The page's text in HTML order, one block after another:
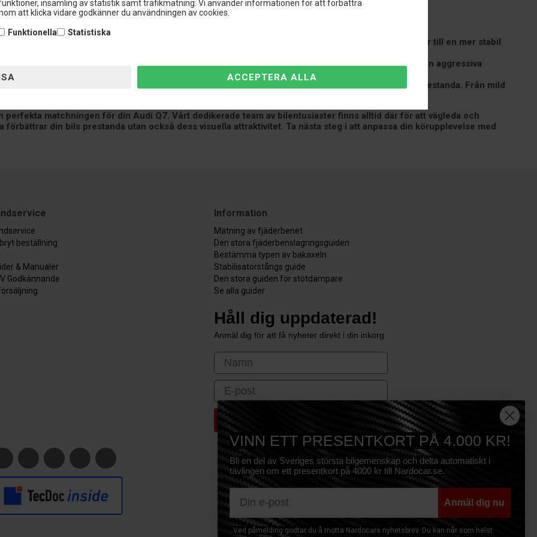
insamling av statistik samt trafikmätning. Vi använder informationen för att förbättra
att klicka vidare godkänner du användningen av cookies.
Funktionella
Statistiska
din Audi Q7s tyngdpunkt, vilket förbättrar väggreppet och minskar rullrörelser i kurvor. Detta leder till en mer stabil
och aggressiva körförhållanden.
fördelarna lägger ett sänkningssäts till en kraftfull och sportig look till din Audi Q7. Uppnå den aggressiva
designade specifikt för Audi Q7, vilket garanterar en perfekt passform och optimal prestanda. Från mild
preferenser och körsätt.
perfekta matchningen för din Audi Q7. Vårt dedikerade team av bilentusiaster finns alltid där för att vägleda och
förbättrar din bils prestanda utan också dess visuella attraktivitet. Ta nästa steg i att anpassa din körupplevelse med
beställning
& Manualer
Godkännande
Information
Mätning av fjäderbenet
Den stora fjäderbenslagringsguiden
Bestämma typen av bakaxeln
Stabilisatorstångs guide
Den stora guiden för stötdämpare
Se alla guider
Håll dig uppdaterad!
Anmäl dig för att få nyheter direkt i din inkorg
First Name
Email
VINN ETT PRESENTKORT PÅ 4.000 KR!
Bli en del av Sveriges största bilgemenskap och delta automatiskt i
tävlingen om ett presentkort på 4000 kr till Nardocar.se.
Anmäl dig nu
Ved påmelding godtar du å motta Nardocars nyhetsbrev. Du kan når som helst